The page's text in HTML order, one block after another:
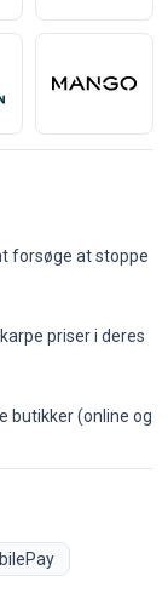
forsøge at stoppe
priser i deres
butikker (online og